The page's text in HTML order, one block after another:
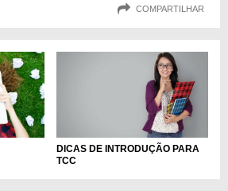
COMPARTILHAR
DICAS DE INTRODUÇÃO PARA
TCC